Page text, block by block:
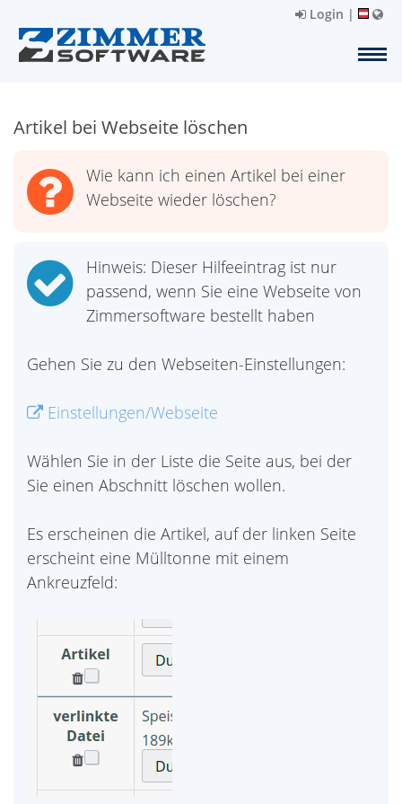
Login |
Artikel bei Webseite löschen
Wie kann ich einen Artikel bei einer
Webseite wieder löschen?
Hinweis: Dieser Hilfeeintrag ist nur
passend, wenn Sie eine Webseite von
Zimmersoftware bestellt haben
Gehen Sie zu den Webseiten-Einstellungen:
Einstellungen/Webseite
Wählen Sie in der Liste die Seite aus, bei der
Sie einen Abschnitt löschen wollen.
Es erscheinen die Artikel, auf der linken Seite
erscheint eine Mülltonne mit einem
Ankreuzfeld: